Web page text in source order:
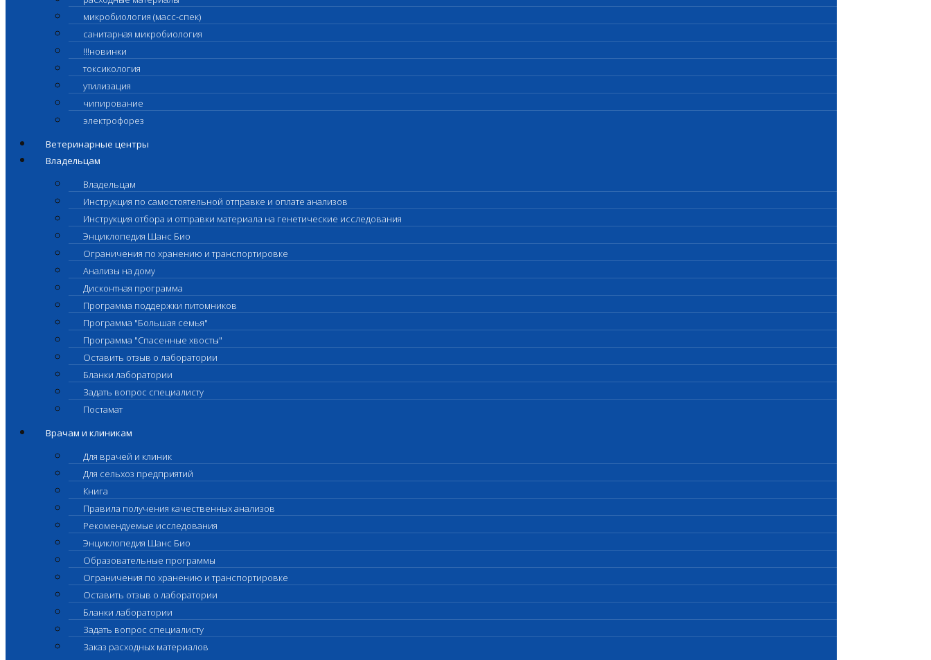
микробиология (масс-спек)
санитарная микробиология
!!!новинки
токсикология
утилизация
чипирование
электрофорез
Ветеринарные центры
Владельцам
Владельцам
Инструкция по самостоятельной отправке и оплате анализов
Инструкция отбора и отправки материала на генетические исследования
Энциклопедия Шанс Био
Ограничения по хранению и транспортировке
Анализы на дому
Дисконтная программа
Программа поддержки питомников
Программа "Большая семья"
Программа "Спасенные хвосты"
Оставить отзыв о лаборатории
Бланки лаборатории
Задать вопрос специалисту
Постамат
Врачам и клиникам
Для врачей и клиник
Для сельхоз предприятий
Книга
Правила получения качественных анализов
Рекомендуемые исследования
Энциклопедия Шанс Био
Образовательные программы
Ограничения по хранению и транспортировке
Оставить отзыв о лаборатории
Бланки лаборатории
Задать вопрос специалисту
Заказ расходных материалов